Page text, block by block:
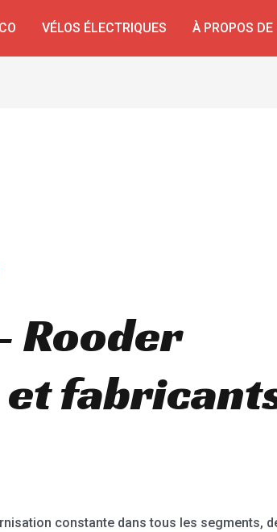
VÉLOS ÉLECTRIQUES À PROPOS DE
Rooder
constante dans tous les segments,